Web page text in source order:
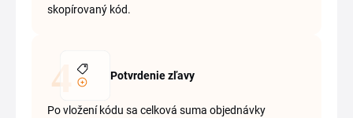
skopírovaný kód.
Potvrdenie zľavy
Po vložení kódu sa celková suma objednávky